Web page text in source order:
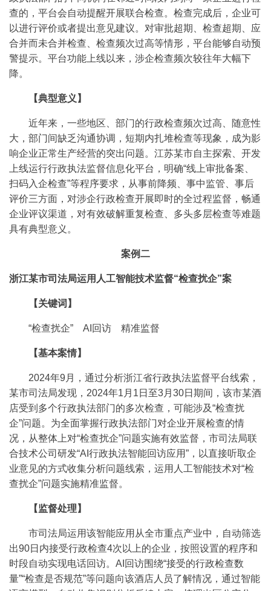
查的，平台会自动提醒开展联合检查。检查完成后，企业可
以进行评价或者提出意见建议。对审批超期、检查超期、应
合并而未合并检查、检查频次过高等情形，平台能够自动预
警提示。平台功能上线以来，涉企检查频次较往年大幅下
降。
【典型意义】
近年来，一些地区、部门的行政检查频次过高、随意性
大，部门间缺乏沟通协调，短期内扎堆检查等现象，成为影
响企业正常生产经营的突出问题。江苏某市自主探索、开发
上线运行行政执法监督信息化平台，明确“线上审批备案、
扫码入企检查”等程序要求，从事前降频、事中监管、事后
评价三方面，对涉企行政检查开展即时的全过程监督，畅通
企业评议渠道，对有效破解重复检查、多头多层检查等难题
具有典型意义。
案例二
浙江某市司法局运用人工智能技术监督“检查扰企”案
【关键词】
“检查扰企” AI回访 精准监督
【基本案情】
2024年9月，通过分析浙江省行政执法监督平台线索，
某市司法局发现，2024年1月1日至3月30日期间，该市某酒
店受到多个行政执法部门的多次检查，可能涉及“检查扰
企”问题。为全面掌握行政执法部门对企业开展检查的情
况，从整体上对“检查扰企”问题实施有效监督，市司法局联
合技术公司研发“AI行政执法智能回访应用”，以直接听取企
业意见的方式收集分析问题线索，运用人工智能技术对“检
查扰企”问题实施精准监督。
【监督处理】
市司法局运用该智能应用从全市重点产业中，自动筛选
出90日内接受行政检查4次以上的企业，按照设置的程序和
时段自动实现电话回访。AI回访围绕“接受的行政检查数
量”“检查是否规范”等问题向该酒店人员了解情况，通过智能